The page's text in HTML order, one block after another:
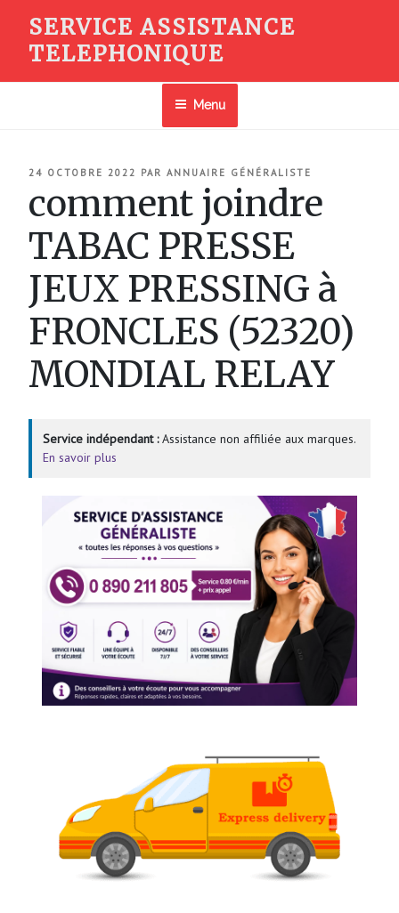
contenu
SERVICE ASSISTANCE
TELEPHONIQUE
Menu
PUBLIÉ
24 OCTOBRE 2022 PAR ANNUAIRE GÉNÉRALISTE
comment joindre
TABAC PRESSE
JEUX PRESSING à
FRONCLES (52320)
MONDIAL RELAY
Service indépendant :Assistance non affiliée aux marques.
En savoir plus